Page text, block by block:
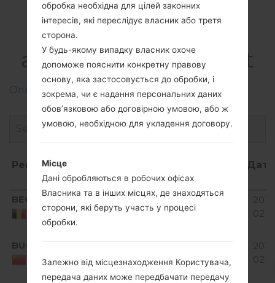
Прошивки
LGC550(LGC550)
akaLG Optimus Chat
Описання регіонів прошивок телефонів LG
Регіон
файлу
Дата
Регіон
Назва
файлу
ОС Розмір
BEG
Belgium
V10A_00.kdz
Unknown
121.93
02-
BUO
China
Jelly
Bean
MiB
02-
обробка необхідна для цілей законних
інтересів, які переслідує власник або третя
сторона.
У будь-якому випадку власник охоче
допоможе пояснити конкретну правову
основу, яка застосовується до обробки, і
зокрема, чи є надання персональних даних
обов’язковою або договірною умовою, або ж
умовою, необхідною для укладення договору.
Місце
Дані обробляються в робочих офісах
Власника та в інших місцях, де знаходяться
сторони, які беруть участь у процесі
обробки.
Залежно від місцезнаходження Користувача,
передача даних може передбачати передачу